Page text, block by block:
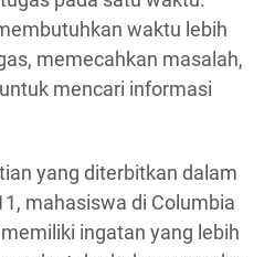
waktu lebih
memecahkan masalah,
mencari informasi
yang diterbitkan dalam
mahasiswa di Columbia
ingatan yang lebih